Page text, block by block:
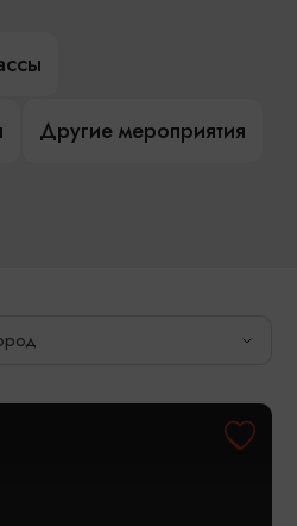
Другие мероприятия